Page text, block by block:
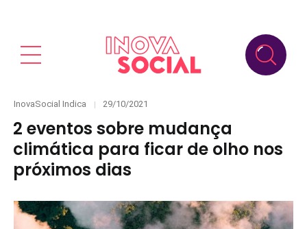
Categories
InovaSocial Indica
Posted
29/10/2021
2 eventos sobre mudança
climática para ficar de olho nos
próximos dias